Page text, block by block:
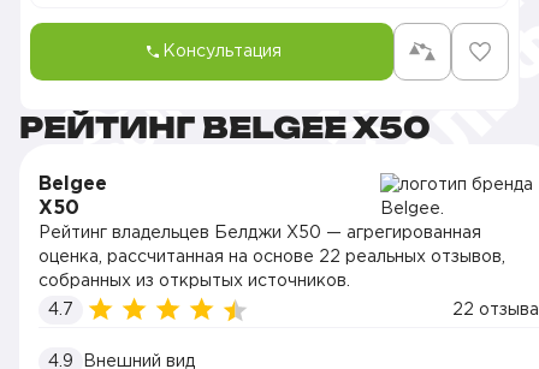
Консультация
РЕЙТИНГ BELGEE X50
Belgee
X50
Рейтинг владельцев Белджи X50 — агрегированная
оценка, рассчитанная на основе 22 реальных отзывов,
собранных из открытых источников.
4.7
22 отзыва
4.9
Внешний вид